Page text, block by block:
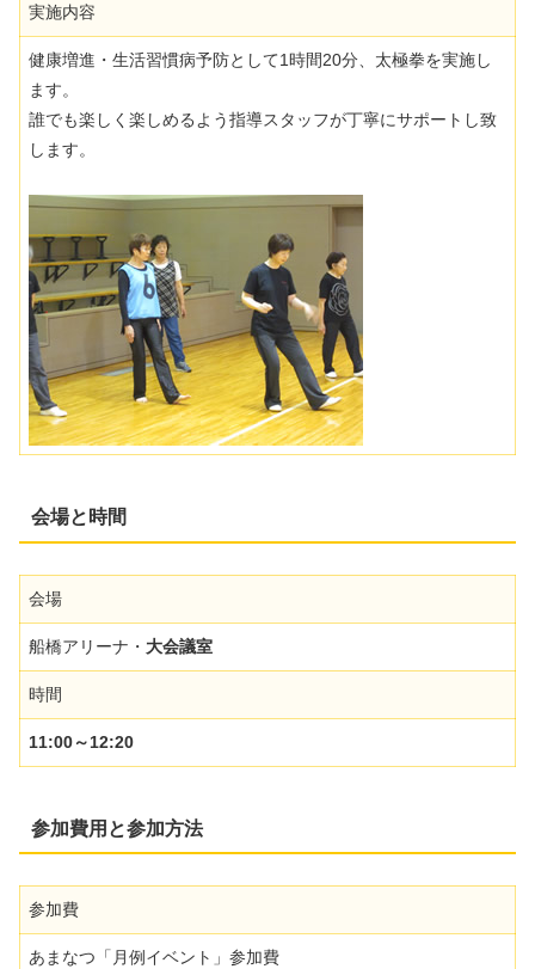
実施内容
健康増進・生活習慣病予防として1時間20分、太極拳を実施し
ます。
誰でも楽しく楽しめるよう指導スタッフが丁寧にサポートし致
します。
会場と時間
会場
船橋アリーナ・ 大会議室
時間
11:00～12:20
参加費用と参加方法
参加費
あまなつ「月例イベント」参加費